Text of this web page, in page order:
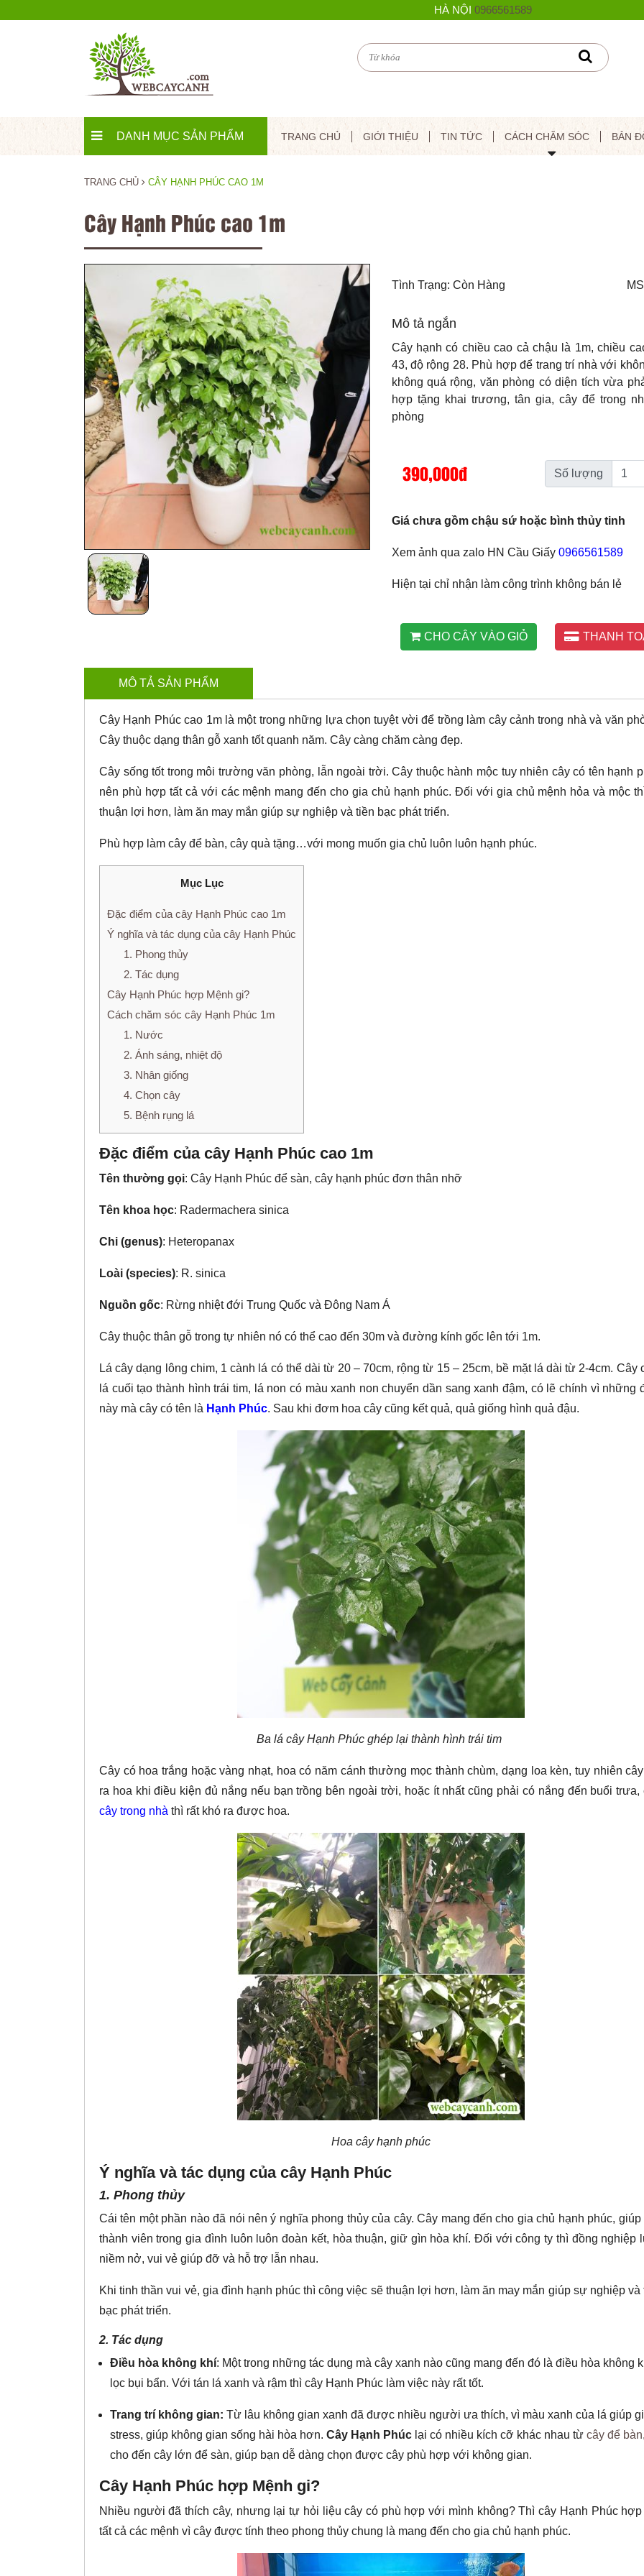
HÀ NỘI 0966561589
DANH MỤC SẢN PHẨM TRANG CHỦ GIỚI THIỆU TIN TỨC CÁCH CHĂM SÓC BẢN
TRANG CHỦ CÂY HẠNH PHÚC CAO 1M
Cây Hạnh Phúc cao 1m
Tình Trạng: Còn Hàng
Mô tả ngắn
Cây hạnh có chiều cao cả chậu là 1m, chiều
43, độ rộng 28. Phù hợp để trang trí nhà với
không quá rộng, văn phòng có diện tích vừa
hợp tặng khai trương, tân gia, cây để trong
phòng
390,000đ Số lượng
Giá chưa gồm chậu sứ hoặc bình thủy tinh
Xem ảnh qua zalo HN Cầu Giấy 0966561589
Hiện tại chỉ nhận làm công trình không bán lẻ
CHO CÂY VÀO GIỎ THANH
MÔ TẢ SẢN PHẨM
Cây Hạnh Phúc cao 1m là một trong những lựa chọn tuyệt vời để trồng làm cây cảnh trong nhà và văn
Cây thuộc dạng thân gỗ xanh tốt quanh năm. Cây càng chăm càng đẹp.
Cây sống tốt trong môi trường văn phòng, lẫn ngoài trời. Cây thuộc hành mộc tuy nhiên cây có tên hạnh
nên phù hợp tất cả với các mệnh mang đến cho gia chủ hạnh phúc. Đối với gia chủ mệnh hỏa và mộc
thuận lợi hơn, làm ăn may mắn giúp sự nghiệp và tiền bạc phát triển.
Phù hợp làm cây để bàn, cây quà tặng…với mong muốn gia chủ luôn luôn hạnh phúc.
Mục Lục
Đặc điểm của cây Hạnh Phúc cao 1m
Ý nghĩa và tác dụng của cây Hạnh Phúc
1. Phong thủy
2. Tác dụng
Cây Hạnh Phúc hợp Mệnh gi?
Cách chăm sóc cây Hạnh Phúc 1m
1. Nước
2. Ánh sáng, nhiệt độ
3. Nhân giống
4. Chọn cây
5. Bệnh rụng lá
Đặc điểm của cây Hạnh Phúc cao 1m
Tên thường gọi: Cây Hạnh Phúc để sàn, cây hạnh phúc đơn thân nhỡ
Tên khoa học: Radermachera sinica
Chi (genus): Heteropanax
Loài (species): R. sinica
Nguồn gốc: Rừng nhiệt đới Trung Quốc và Đông Nam Á
Cây thuộc thân gỗ trong tự nhiên nó có thể cao đến 30m và đường kính gốc lên tới 1m.
Lá cây dạng lông chim, 1 cành lá có thể dài từ 20 – 70cm, rộng từ 15 – 25cm, bề mặt lá dài từ 2-4cm. Cây
lá cuối tạo thành hình trái tim, lá non có màu xanh non chuyển dần sang xanh đậm, có lẽ chính vì những
này mà cây có tên là Hạnh Phúc. Sau khi đơm hoa cây cũng kết quả, quả giống hình quả đậu.
Ba lá cây Hạnh Phúc ghép lại thành hình trái tim
Cây có hoa trắng hoặc vàng nhạt, hoa có năm cánh thường mọc thành chùm, dạng loa kèn, tuy nhiên
ra hoa khi điều kiện đủ nắng nếu bạn trồng bên ngoài trời, hoặc ít nhất cũng phải có nắng đến buổi trưa,
cây trong nhà thì rất khó ra được hoa.
Hoa cây hạnh phúc
Ý nghĩa và tác dụng của cây Hạnh Phúc
1. Phong thủy
Cái tên một phần nào đã nói nên ý nghĩa phong thủy của cây. Cây mang đến cho gia chủ hạnh phúc, giúp
thành viên trong gia đình luôn luôn đoàn kết, hòa thuận, giữ gìn hòa khí. Đối với công ty thì đồng nghiệp
niềm nở, vui vẻ giúp đỡ và hỗ trợ lẫn nhau.
Khi tinh thần vui vẻ, gia đình hạnh phúc thì công việc sẽ thuận lợi hơn, làm ăn may mắn giúp sự nghiệp và
bạc phát triển.
2. Tác dụng
Điều hòa không khí: Một trong những tác dụng mà cây xanh nào cũng mang đến đó là điều hòa không
lọc bụi bẩn. Với tán lá xanh và rậm thì cây Hạnh Phúc làm việc này rất tốt.
Trang trí không gian: Từ lâu không gian xanh đã được nhiều người ưa thích, vì màu xanh của lá giúp
stress, giúp không gian sống hài hòa hơn. Cây Hạnh Phúc lại có nhiều kích cỡ khác nhau từ cây để bàn,
cho đến cây lớn để sàn, giúp bạn dễ dàng chọn được cây phù hợp với không gian.
Cây Hạnh Phúc hợp Mệnh gi?
Nhiều người đã thích cây, nhưng lại tự hỏi liệu cây có phù hợp với mình không? Thì cây Hạnh Phúc
tất cả các mệnh vì cây được tính theo phong thủy chung là mang đến cho gia chủ hạnh phúc.